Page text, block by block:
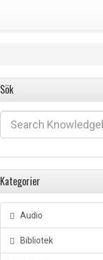
Sök
Kategorier
Audio
Bibliotek